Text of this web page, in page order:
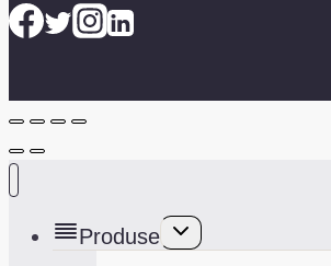
Produse
Toggle